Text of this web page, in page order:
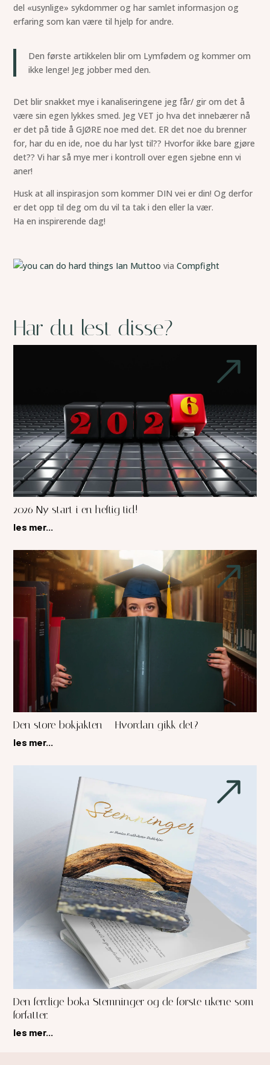
del «usynlige» sykdommer og har samlet informasjon og
erfaring som kan være til hjelp for andre.
Den første artikkelen blir om Lymfødem og kommer om
ikke lenge! Jeg jobber med den.
Det blir snakket mye i kanaliseringene jeg får/ gir om det å
være sin egen lykkes smed. Jeg VET jo hva det innebærer nå
er det på tide å GJØRE noe med det. ER det noe du brenner
for, har du en ide, noe du har lyst til?? Hvorfor ikke bare gjøre
det?? Vi har så mye mer i kontroll over egen sjebne enn vi
aner!
Husk at all inspirasjon som kommer DIN vei er din! Og derfor
er det opp til deg om du vil ta tak i den eller la vær.
Ha en inspirerende dag!
Ian Muttoo viaCompfight
Har du lest disse?
2026 Ny start i en heftig tid!
les mer...
Den store bokjakten – Hvordan gikk det?
les mer...
Den ferdige boka Stemninger og de første ukene som
forfatter.
les mer...